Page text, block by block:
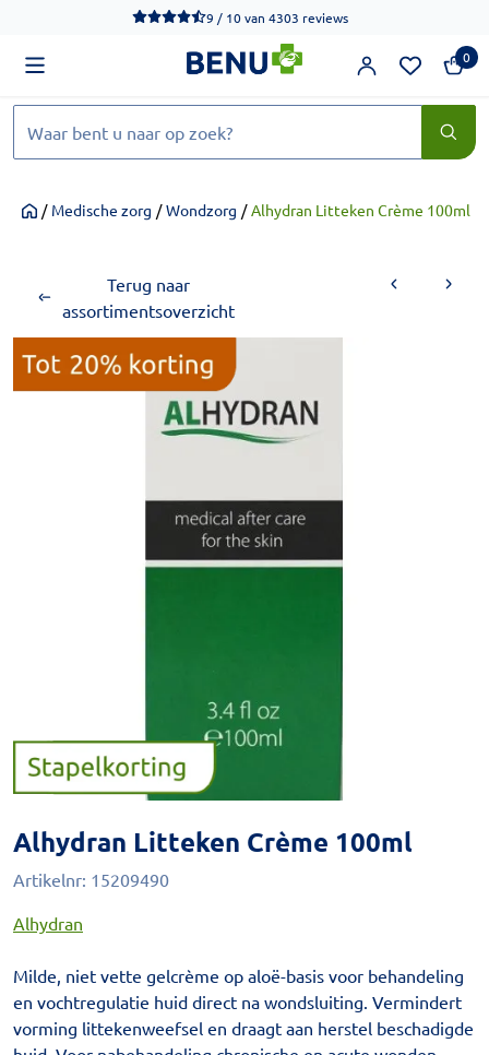
We werken momenteel hard aan het verbeteren van de
9 / 10van 4303 reviews
0
Home
/ Medische zorg / Wondzorg / Alhydran Litteken Crème 100ml
Terug naar
assortimentsoverzicht
Alhydran Litteken Crème 100ml
Artikelnr: 15209490
Alhydran
Milde, niet vette gelcrème op aloë-basis voor behandeling
en vochtregulatie huid direct na wondsluiting. Vermindert
vorming littekenweefsel en draagt aan herstel beschadigde